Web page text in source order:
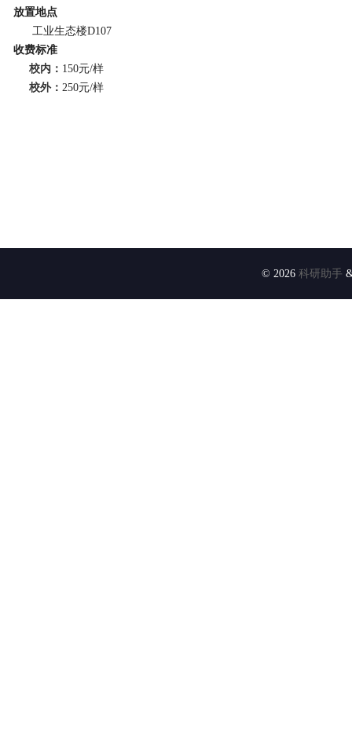
放置地点
工业生态楼D107
收费标准
校内： 150元/样
校外： 250元/样
© 2026 科研助手